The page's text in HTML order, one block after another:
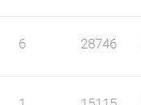
6 28746